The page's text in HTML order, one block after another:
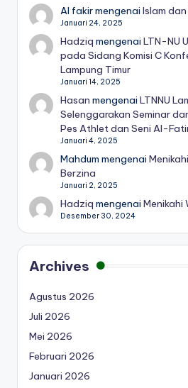
Al fakirmengenaiIslam
Januari 24, 2025
Hadziq mengenaiLTN-NU
pada Sidang Komisi C
Lampung Timur
Januari 14, 2025
Hasan mengenaiLTNNU
Selenggarakan Seminar
Pes Athlet dan Seni Al-
Januari 4, 2025
Mahdum mengenai
Berzina
Januari 2, 2025
Hadziq mengenaiMenikahi
Desember 30, 2024
Archives
Agustus 2026
Juli 2026
Mei 2026
Februari 2026
Januari 2026